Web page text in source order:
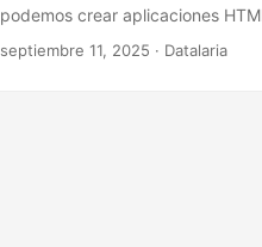
podemos crear aplicaciones
septiembre 11, 2025 · Datalaria